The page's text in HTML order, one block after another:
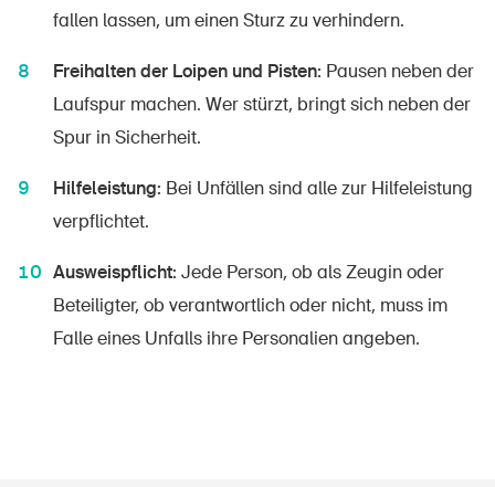
fallen lassen, um einen Sturz zu verhindern.
Freihalten der Loipen und Pisten: Pausen neben der
Laufspur machen. Wer stürzt, bringt sich neben der
Spur in Sicherheit.
Hilfeleistung: Bei Unfällen sind alle zur Hilfeleistung
verpflichtet.
Ausweispflicht: Jede Person, ob als Zeugin oder
Beteiligter, ob verantwortlich oder nicht, muss im
Falle eines Unfalls ihre Personalien angeben.